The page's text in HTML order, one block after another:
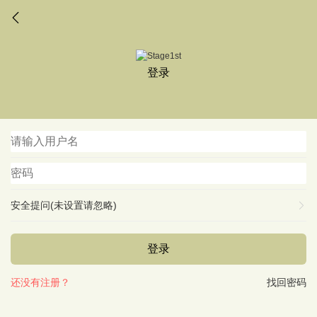
登录
安全提问(未设置请忽略)
登录
找回密码
还没有注册？